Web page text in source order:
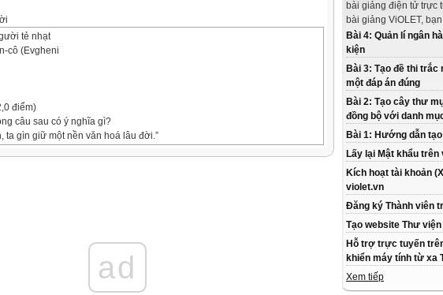
bài giảng điện tử trực
bài giảng ViOLET,
Bài 4: Quản lí ngân
kiện
Bài 3: Tạo đề thi
một đáp án đúng
Bài 2: Tạo cây thư
đồng bộ với danh
Bài 1: Hướng dẫn
Lấy lại Mật khẩu trên
Kích hoạt tài khoản
violet.vn
Đăng ký Thành viên
Tạo website Thư
Hỗ trợ trực tuyến
khiển máy tính từ xa
Xem tiếp
tẻ nhạt
cô (Evgheni
điểm)
câu sau có ý nghĩa gì?
ta gìn giữ một nền văn hoá lâu đời.”
ad